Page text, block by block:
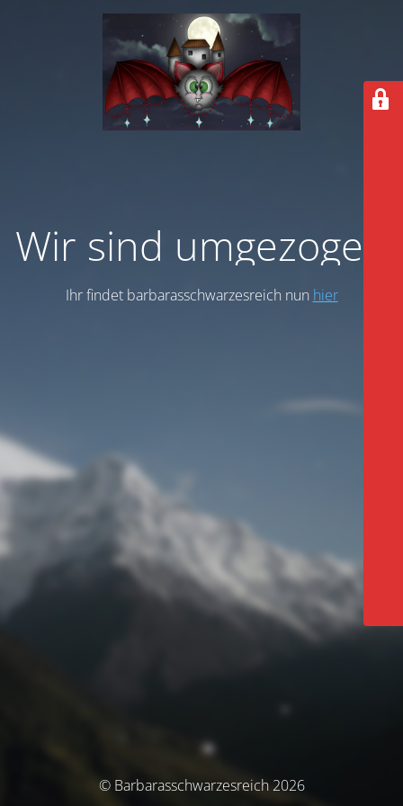
Wir sind umgezogen
Ihr findet barbarasschwarzesreich nun hier
© Barbarasschwarzesreich 2026